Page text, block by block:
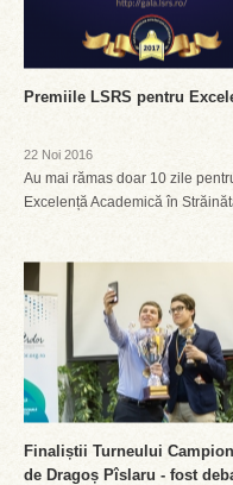
Premiile LSRS pentru
22 Noi 2016
Au mai rămas doar 10 zile
Excelență Academică în
Finaliștii Turneului
de Dragoș Pîslaru - fost